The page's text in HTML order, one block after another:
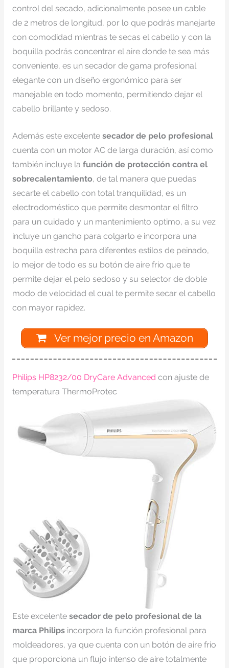
control del secado, adicionalmente posee un cable
de 2 metros de longitud, por lo que podrás manejarte
con comodidad mientras te secas el cabello y con la
boquilla podrás concentrar el aire donde te sea más
conveniente, es un secador de gama profesional
elegante con un diseño ergonómico para ser
manejable en todo momento, permitiendo dejar el
cabello brillante y sedoso.
Además este excelente secador de pelo profesional
cuenta con un motor AC de larga duración, así como
también incluye la función de protección contra el
sobrecalentamiento, de tal manera que puedas
secarte el cabello con total tranquilidad, es un
electrodoméstico que permite desmontar el filtro
para un cuidado y un mantenimiento optimo, a su vez
incluye un gancho para colgarlo e incorpora una
boquilla estrecha para diferentes estilos de peinado,
lo mejor de todo es su botón de aire frio que te
permite dejar el pelo sedoso y su selector de doble
modo de velocidad el cual te permite secar el cabello
con mayor rapidez.
Ver mejor precio en Amazon
Philips HP8232/00 DryCare Advanced con ajuste de
temperatura ThermoProtec
Este excelente secador de pelo profesional de la
marca Philipsincorpora la función profesional para
moldeadores, ya que cuenta con un botón de aire frio
que proporciona un flujo intenso de aire totalmente